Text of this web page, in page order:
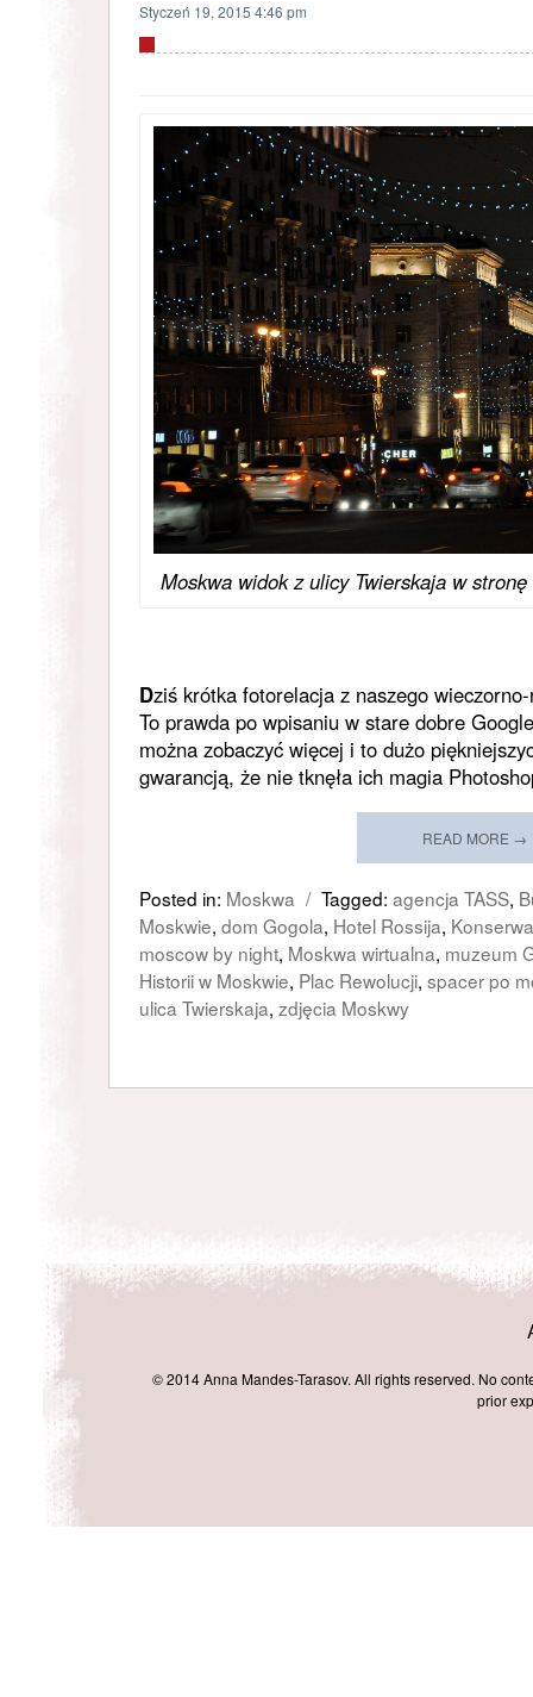
Styczeń 19, 2015 4:46 pm
Moskwa widok z ulicy Twierskaja w
Dziś krótka fotorelacja z naszego
To prawda po wpisaniu w stare dobre
można zobaczyć więcej i to dużo
gwarancją, że nie tknęła ich magia
READ MORE →
Posted in: Moskwa / Tagged: agencja TASS,
Moskwie, dom Gogola, Hotel Rossija,
moscow by night, Moskwa wirtualna, muzeum
Historii w Moskwie, Plac Rewolucji, spacer po
ulica Twierskaja, zdjęcia Moskwy
© 2014 Anna Mandes-Tarasov. All rights reserved. No
prior